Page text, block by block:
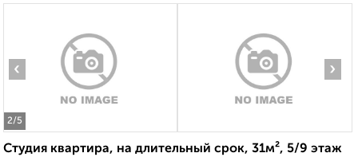
2/5
‹ ›
Студия квартира, на длительный срок, 31м², 5/9 этаж